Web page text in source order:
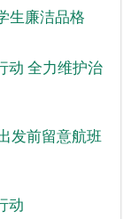
生廉洁品格
动 全力维护治
发前留意航班
动